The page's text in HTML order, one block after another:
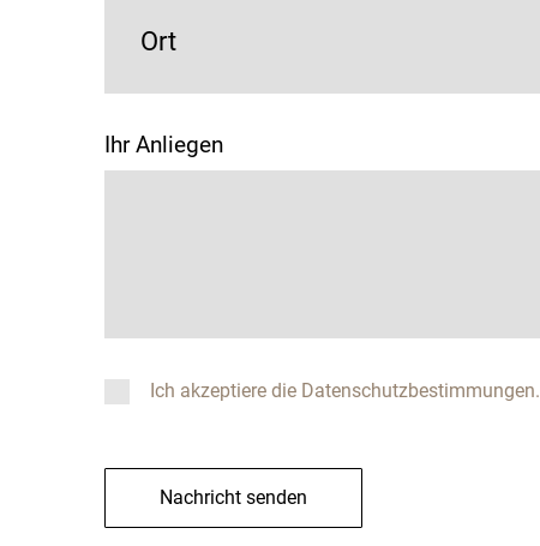
Ort
Ihr Anliegen
Ich akzeptiere die Datenschutzbestimmungen.
Nachricht senden